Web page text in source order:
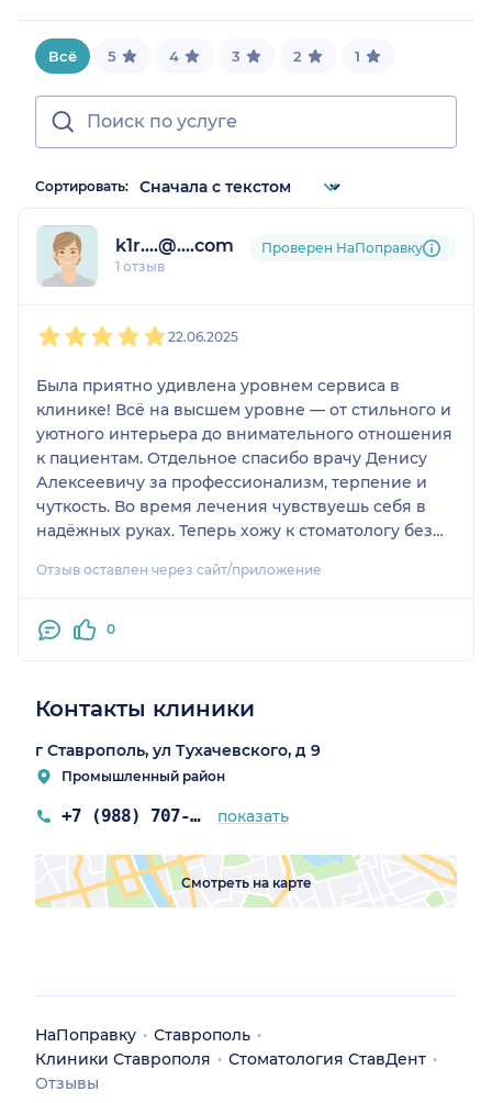
Всё 5 4 3 2 1
Сортировать:
k1r....@....com
1 отзыв
Проверен НаПоправку
22.06.2025
Была приятно удивлена уровнем сервиса в
клинике! Всё на высшем уровне — от стильного и
уютного интерьера до внимательного отношения
к пациентам. Отдельное спасибо врачу Денису
Алексеевичу за профессионализм, терпение и
чуткость. Во время лечения чувствуешь себя в
надёжных руках. Теперь хожу к стоматологу без
Отзыв оставлен через сайт/приложение
0
Контакты клиники
г Ставрополь, ул Тухачевского, д 9
Промышленный район
+7 (988) 707-07-70 показать
Смотреть на карте
НаПоправку
Ставрополь
Клиники Ставрополя
Стоматология СтавДент
Отзывы